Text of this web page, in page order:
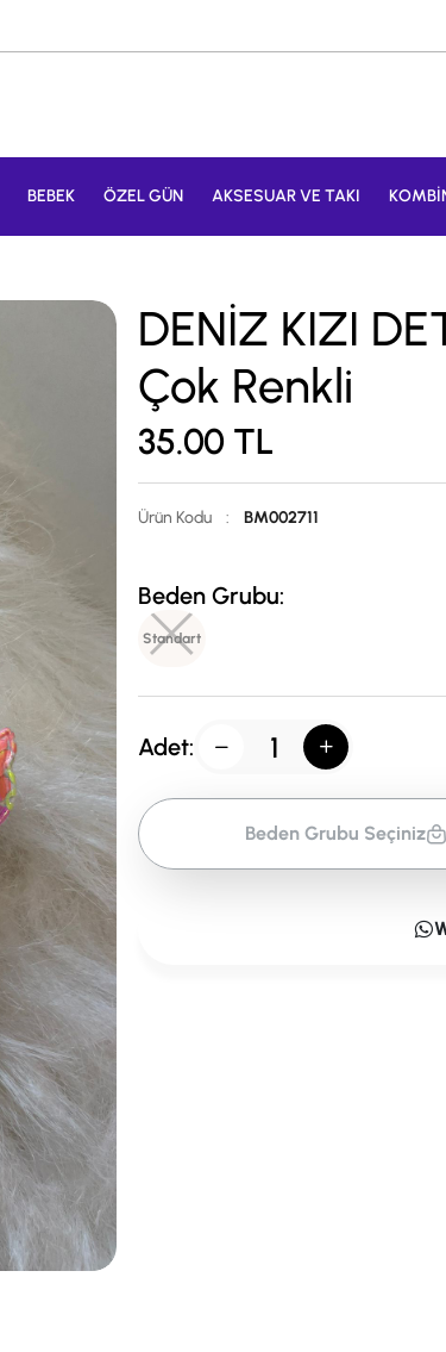
BEBEK ÖZEL GÜN AKSESUAR VE TAKI
DENİZ KIZI
Çok Renkli
35.00 TL
Ürün Kodu : BM002711
Beden Grubu:
Standart
Adet:
Beden Grubu Seçiniz